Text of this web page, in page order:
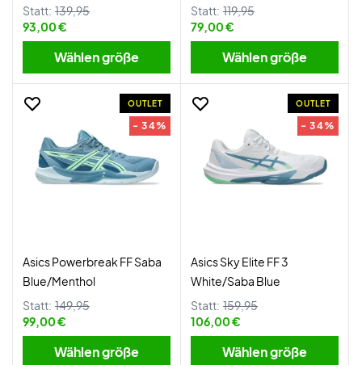
Statt: 139,95
93,00 €
Wählen größe
Statt: 119,95
79,00 €
Wählen größe
OUTLET
- 34%
Asics Powerbreak FF Saba
Blue/Menthol
Statt: 149,95
99,00 €
Wählen größe
OUTLET
- 34%
Asics Sky Elite FF 3
White/Saba Blue
Statt: 159,95
106,00 €
Wählen größe